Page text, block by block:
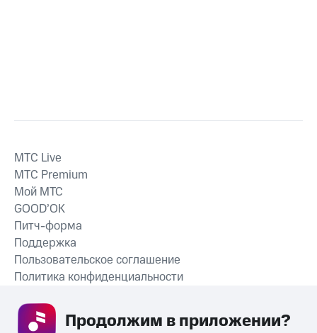
СКАЧАТЬ ПРИЛОЖЕНИЕ
MTС Live
MTС Premium
Мой МТС
GOOD’OK
Питч-форма
Поддержка
Пользовательское соглашение
Политика конфиденциальности